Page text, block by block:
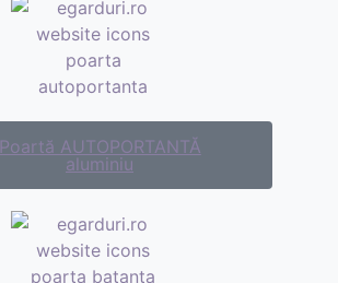
Poartă AUTOPORTANTĂ
aluminiu